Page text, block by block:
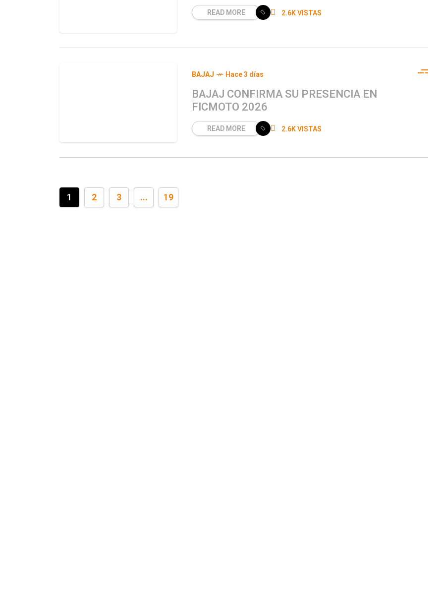
READ MORE 2.6K VISTAS
BAJAJ Hace 3 días
BAJAJ CONFIRMA SU PRESENCIA EN
FICMOTO 2026
READ MORE 2.6K VISTAS
1 2 3 ... 19